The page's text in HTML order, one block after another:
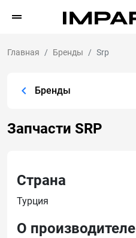
Главная Бренды Srp
Бренды
Запчасти SRP
Страна
Турция
О производителе